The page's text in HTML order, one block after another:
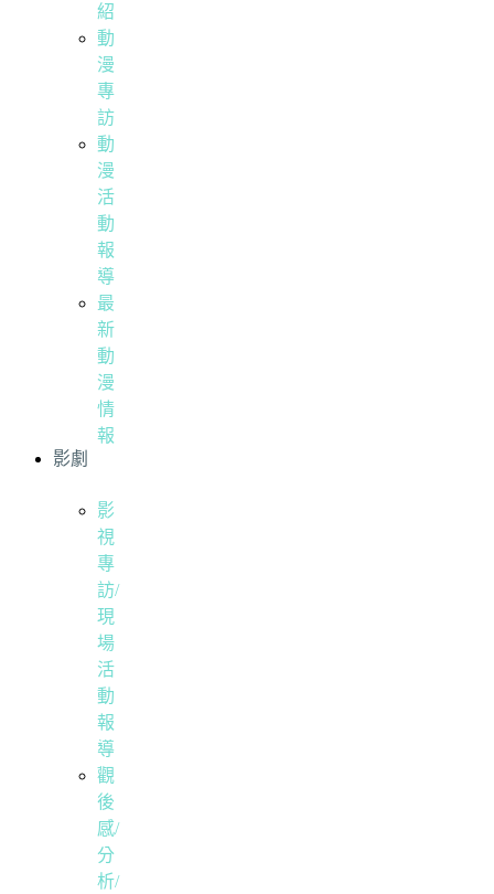
紹
動
漫
專
訪
動
漫
活
動
報
導
最
新
動
漫
情
報
影劇
影
視
專
訪/
現
場
活
動
報
導
觀
後
感/
分
析/